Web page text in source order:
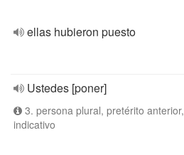
ellas hubieron puesto
Ustedes [poner]
3. persona plural, pretérito anterior,
indicativo